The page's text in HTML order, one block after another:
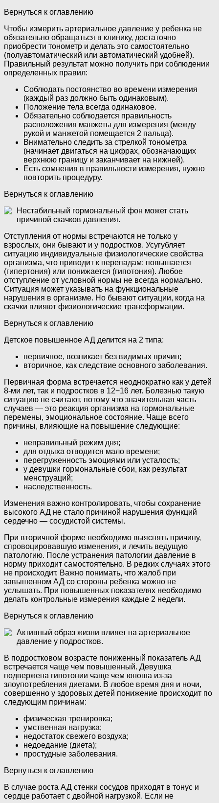
Вернуться к оглавлению
Чтобы измерить артериальное давление у ребенка не
обязательно обращаться в клинику, достаточно
приобрести тонометр и делать это самостоятельно
(полуавтоматический или автоматический удобней).
Правильный результат можно получить при соблюдении
определенных правил:
Соблюдать постоянство во времени измерения
(каждый раз должно быть одинаковым).
Положение тела всегда одинаковое.
Обязательно соблюдается правильность
расположения манжеты для измерения (между
рукой и манжетой помещается 2 пальца).
Внимательно следить за стрелкой тонометра
(начинает двигаться на цифрах, обозначающих
верхнюю границу и заканчивает на нижней).
Есть сомнения в правильности измерения, нужно
повторить процедуру.
Вернуться к оглавлению
Нестабильный гормональный фон может стать
причиной скачков давления.
Отступления от нормы встречаются не только у
взрослых, они бывают и у подростков. Усугубляет
ситуацию индивидуальные физиологические свойства
организма, что приводит к перепадам: повышается
(гипертония) или понижается (гипотония). Любое
отступление от условной нормы не всегда нормально.
Ситуация может указывать на функциональные
нарушения в организме. Но бывают ситуации, когда на
скачки влияют физиологические трансформации.
Вернуться к оглавлению
Детское повышенное АД делится на 2 типа:
первичное, возникает без видимых причин;
вторичное, как следствие основного заболевания.
Первичная форма встречается неоднократно как у детей
8-ми лет, так и подростков в 12−16 лет. Болезнью такую
ситуацию не считают, потому что значительная часть
случаев — это реакция организма на гормональные
перемены, эмоциональное состояние. Чаще всего
причины, влияющие на повышение следующие:
неправильный режим дня;
для отдыха отводится мало времени;
перегруженность эмоциями или усталость;
у девушки гормональные сбои, как результат
менструаций;
наследственность.
Изменения важно контролировать, чтобы сохранение
высокого АД не стало причиной нарушения функций
сердечно — сосудистой системы.
При вторичной форме необходимо выяснять причину,
спровоцировавшую изменения, и лечить ведущую
патологию. После устранения патологии давление в
норму приходит самостоятельно. В редких случаях этого
не происходит. Важно понимать, что жалоб при
завышенном АД со стороны ребенка можно не
услышать. При повышенных показателях необходимо
делать контрольные измерения каждые 2 недели.
Вернуться к оглавлению
Активный образ жизни влияет на артериальное
давление у подростков.
В подростковом возрасте пониженный показатель АД
встречается чаще чем повышенный. Девушка
подвержена гипотонии чаще чем юноша из-за
злоупотребления диетами. В любое время дня и ночи,
совершенно у здоровых детей понижение происходит по
следующим причинам:
физическая тренировка;
умственная нагрузка;
недостаток свежего воздуха;
недоедание (диета);
простудные заболевания.
Вернуться к оглавлению
В случае роста АД стенки сосудов приходят в тонус и
сердце работает с двойной нагрузкой. Если не